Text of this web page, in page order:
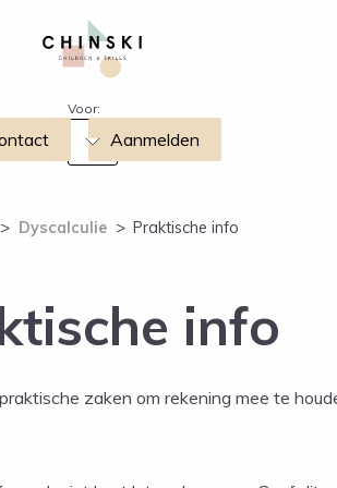
Voor:
Aanmelden
> Dyscalculie > Praktische info
info
zaken om rekening mee te